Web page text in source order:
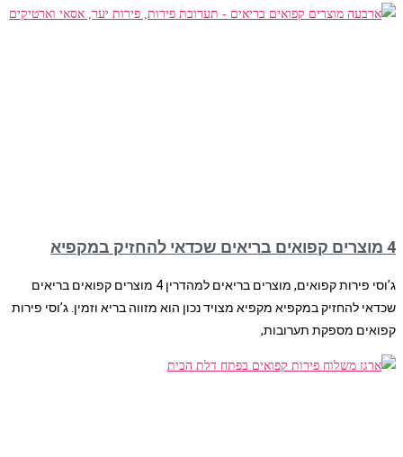
4 מוצרים קפואים בריאים שכדאי להחזיק במקפיא
ג’וסי פירות קפואים, מוצרים בריאים למהדרין 4 מוצרים קפואים בריאים
שכדאי להחזיק במקפיא מקפיא מצויד נכון הוא מזווה בריא וזמין. ג’וסי פירות
קפואים מספקת תערובות,